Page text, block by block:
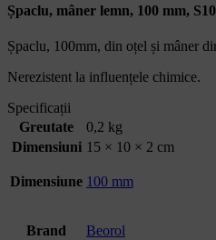
Șpaclu, mâner lemn, 100 mm,
Șpaclu, 100mm, din oțel și mâner
Nerezistent la influențele chimice.
Specificații
Greutate
0,2 kg
Dimensiuni 15 × 10 × 2 cm
Dimensiune 100 mm
Brand Beorol